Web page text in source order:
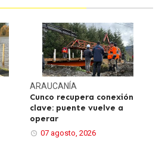
ARAUCANÍA
Cunco recupera conexión
clave: puente vuelve a
operar
07 agosto, 2026